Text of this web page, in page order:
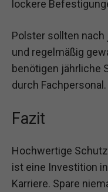
lockere
Polster sollten
und regelmäßig
benötigen jährliche
durch Fachpersonal.
Fazit
Hochwertige
ist eine Investition
Karriere. Spare